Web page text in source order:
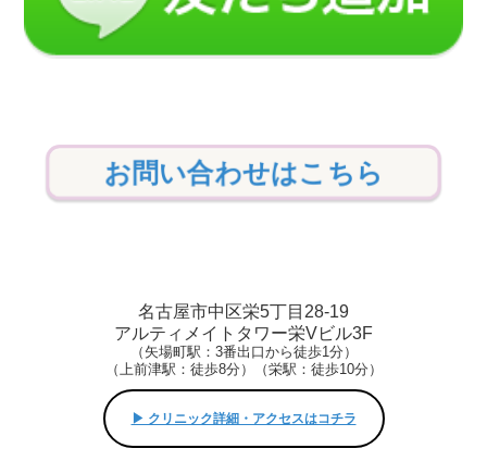
お問い合わせはこちら
名古屋市中区栄5丁目28-19
アルティメイトタワー栄Vビル3F
（矢場町駅：3番出口から徒歩1分）
（上前津駅：徒歩8分）（栄駅：徒歩10分）
▶︎ クリニック詳細・アクセスはコチラ